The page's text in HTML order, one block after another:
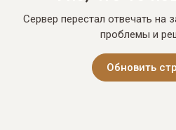
Сервер перестал отвечать на
проблемы и
Обновить